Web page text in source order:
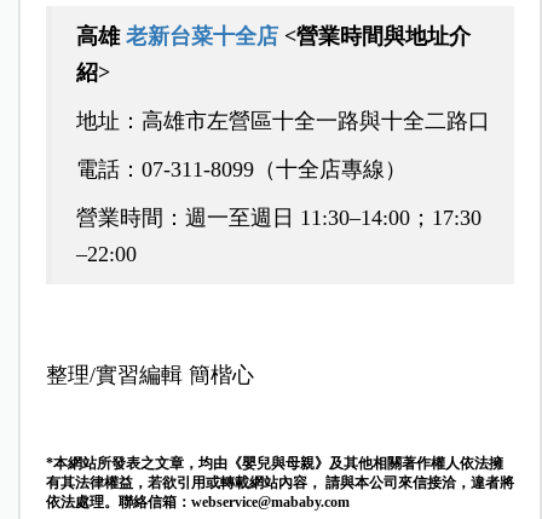
高雄 老新台菜十全店<營業時間與地址介
紹>
地址：高雄市左營區十全一路與十全二路口
電話：07-311-8099（十全店專線）
營業時間：週一至週日 11:30–14:00；17:30
–22:00
整理/實習編輯 簡楷心
*本網站所發表之文章，均由《嬰兒與母親》及其他相關著作權人依法擁
有其法律權益，若欲引用或轉載網站內容， 請與本公司來信接洽，違者將
依法處理。聯絡信箱： webservice@mababy.com